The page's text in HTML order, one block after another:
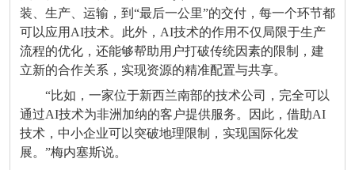
装、生产、运输，到“最后一公里”的交付，每一个环节都
可以应用AI技术。此外，AI技术的作用不仅局限于生产
流程的优化，还能够帮助用户打破传统因素的限制，建
立新的合作关系，实现资源的精准配置与共享。
“比如，一家位于新西兰南部的技术公司，完全可以
通过AI技术为非洲加纳的客户提供服务。因此，借助AI
技术，中小企业可以突破地理限制，实现国际化发
展。”梅内塞斯说。